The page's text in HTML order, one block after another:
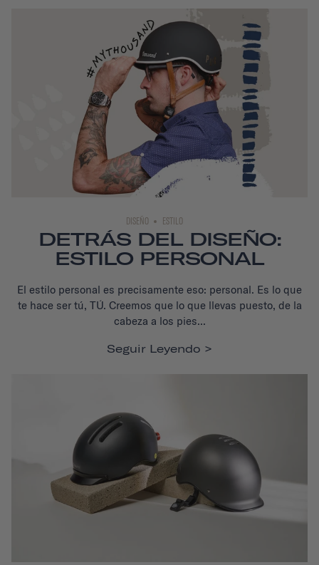
DISEÑO ESTILO
DETRÁS DEL DISEÑO:
ESTILO PERSONAL
El estilo personal es precisamente eso: personal. Es lo que
te hace ser tú, TÚ. Creemos que lo que llevas puesto, de la
cabeza a los pies...
Seguir Leyendo